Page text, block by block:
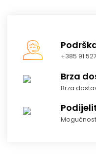
+385 91
Brza
Brza